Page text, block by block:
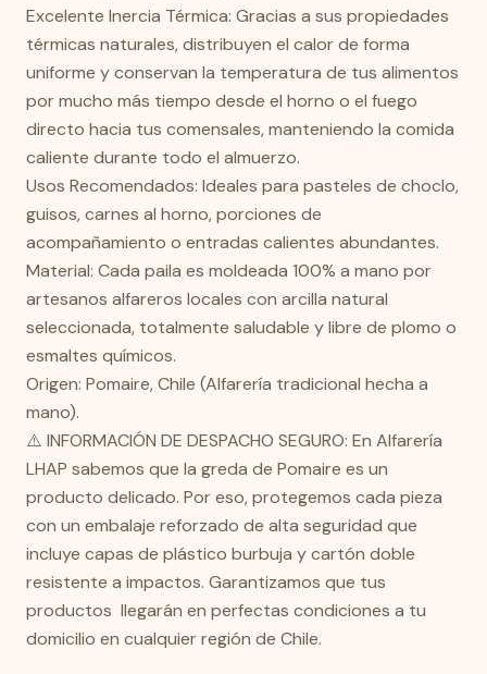
Excelente Inercia Térmica: Gracias a sus propiedades
térmicas naturales, distribuyen el calor de forma
uniforme y conservan la temperatura de tus alimentos
por mucho más tiempo desde el horno o el fuego
directo hacia tus comensales, manteniendo la comida
caliente durante todo el almuerzo.
Usos Recomendados: Ideales para pasteles de choclo,
guisos, carnes al horno, porciones de
acompañamiento o entradas calientes abundantes.
Material: Cada paila es moldeada 100% a mano por
artesanos alfareros locales con arcilla natural
seleccionada, totalmente saludable y libre de plomo o
esmaltes químicos.
Origen: Pomaire, Chile (Alfarería tradicional hecha a
mano).
⚠️ INFORMACIÓN DE DESPACHO SEGURO: En Alfarería
LHAP sabemos que la greda de Pomaire es un
producto delicado. Por eso, protegemos cada pieza
con un embalaje reforzado de alta seguridad que
incluye capas de plástico burbuja y cartón doble
resistente a impactos. Garantizamos que tus
productos llegarán en perfectas condiciones a tu
domicilio en cualquier región de Chile.